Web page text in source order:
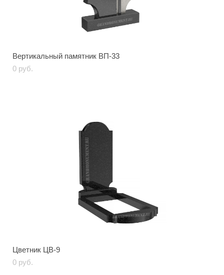
Вертикальный памятник ВП-33
0 pуб.
Цветник ЦВ-9
0 pуб.